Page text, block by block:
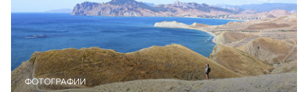
ФОТОГРАФИИ